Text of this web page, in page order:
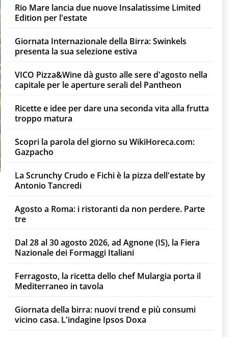
Rio Mare lancia due nuove Insalatissime Limited
Edition per l'estate
Giornata Internazionale della Birra: Swinkels
presenta la sua selezione estiva
VICO Pizza&Wine dà gusto alle sere d'agosto nella
capitale per le aperture serali del Pantheon
Ricette e idee per dare una seconda vita alla frutta
troppo matura
Scopri la parola del giorno su WikiHoreca.com:
Gazpacho
La Scrunchy Crudo e Fichi è la pizza dell'estate by
Antonio Tancredi
Agosto a Roma: i ristoranti da non perdere. Parte
tre
Dal 28 al 30 agosto 2026, ad Agnone (IS), la Fiera
Nazionale dei Formaggi Italiani
Ferragosto, la ricetta dello chef Mulargia porta il
Mediterraneo in tavola
Giornata della birra: nuovi trend e più consumi
vicino casa. L'indagine Ipsos Doxa